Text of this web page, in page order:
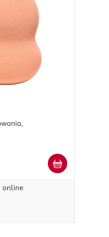
online